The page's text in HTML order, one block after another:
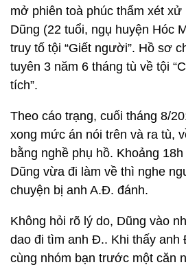
mở phiên toà phúc thẩm xét xử
Dũng (22 tuổi, ngụ huyện Hóc
truy tố tội “Giết người”. Hồ sơ
tuyên 3 năm 6 tháng tù về tội
tích”.
Theo cáo trạng, cuối tháng 8/
xong mức án nói trên và ra tù,
bằng nghề phụ hồ. Khoảng
Dũng vừa đi làm về thì nghe
chuyện bị anh A.Đ. đánh.
Không hỏi rõ lý do, Dũng vào
dao đi tìm anh Đ.. Khi thấy anh
cùng nhóm bạn trước một căn